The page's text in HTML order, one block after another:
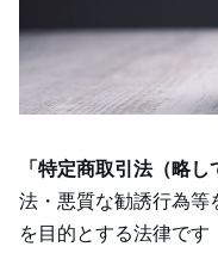
④電話転送（必要
⑤電話応対代行・
「特定商取引法（略し
法・悪質な勧誘行為等
を目的とする法律です